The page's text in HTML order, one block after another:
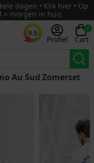
dagen • Klik hier • Op
= morgen in huis
9.5
Profiel
0
Cart
Au Sud Zomerset